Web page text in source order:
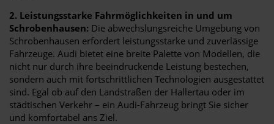
2. Leistungsstarke Fahrmöglichkeiten in und um
Schrobenhausen: Die abwechslungsreiche Umgebung von
Schrobenhausen erfordert leistungsstarke und zuverlässige
Fahrzeuge. Audi bietet eine breite Palette von Modellen, die
nicht nur durch ihre beeindruckende Leistung bestechen,
sondern auch mit fortschrittlichen Technologien ausgestattet
sind. Egal ob auf den Landstraßen der Hallertau oder im
städtischen Verkehr – ein Audi-Fahrzeug bringt Sie sicher
und komfortabel ans Ziel.